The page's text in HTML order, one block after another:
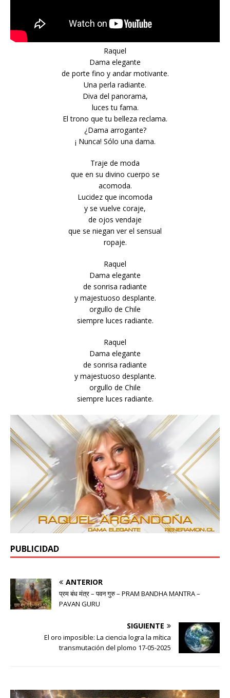
Raquel
Dama elegante
de porte fino y andar motivante.
Una perla radiante.
Diva del panorama,
luces tu fama.
El trono que tu belleza reclama.
¿Dama arrogante?
¡ Nunca! Sólo una dama.
Traje de moda
que en su divino cuerpo se
acomoda.
Lucidez que incomoda
y se vuelve coraje,
de ojos vendaje
que se niegan ver el sensual
ropaje.
Raquel
Dama elegante
de sonrisa radiante
y majestuoso desplante.
orgullo de Chile
siempre luces radiante.
Raquel
Dama elegante
de sonrisa radiante
y majestuoso desplante.
orgullo de Chile
siempre luces radiante.
PUBLICIDAD
ANTERIOR
प्रम बंध मंत्र – पवन गुरु – PRAM BANDHA MANTRA –
PAVAN GURU
SIGUIENTE
El oro imposible: La ciencia logra la mítica
transmutación del plomo 17-05-2025